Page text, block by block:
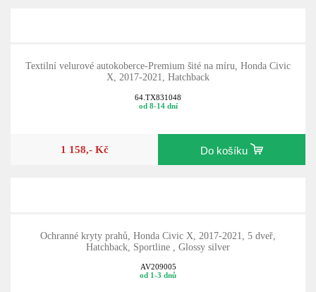
Textilní velurové autokoberce-Premium šité na míru, Honda Civic
X, 2017-2021, Hatchback
64.TX831048
od 8-14 dní
1 158,- Kč Do košíku
Ochranné kryty prahů, Honda Civic X, 2017-2021, 5 dveř,
Hatchback, Sportline , Glossy silver
AV209005
od 1-3 dnů